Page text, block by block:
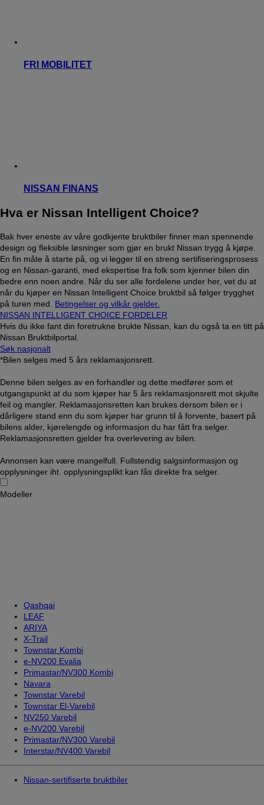
FRI MOBILITET
NISSAN FINANS
Hva er Nissan Intelligent Choice?
Bak hver eneste av våre godkjente bruktbiler finner man spennende
design og fleksible løsninger som gjør en brukt Nissan trygg å kjøpe.
En fin måte å starte på, og vi legger til en streng sertifiseringsprosess
og en Nissan-garanti, med ekspertise fra folk som kjenner bilen din
bedre enn noen andre. Når du ser alle fordelene under her, vet du at
når du kjøper en Nissan Intelligent Choice bruktbil så følger trygghet
på turen med. Betingelser og vilkår gjelder.
NISSAN INTELLIGENT CHOICE FORDELER
Hvis du ikke fant din foretrukne brukte Nissan, kan du også ta en titt på
Nissan Bruktbilportal.
Søk nasjonalt
*Bilen selges med 5 års reklamasjonsrett.
Denne bilen selges av en forhandler og dette medfører som et
utgangspunkt at du som kjøper har 5 års reklamasjonsrett mot skjulte
feil og mangler. Reklamasjonsretten kan brukes dersom bilen er i
dårligere stand enn du som kjøper har grunn til å forvente, basert på
bilens alder, kjørelengde og informasjon du har fått fra selger.
Reklamasjonsretten gjelder fra overlevering av bilen.
Annonsen kan være mangelfull. Fullstendig salgsinformasjon og
opplysninger iht. opplysningsplikt kan fås direkte fra selger.
Modeller
Qashqai
LEAF
ARIYA
X-Trail
Townstar Kombi
e-NV200 Evalia
Primastar/NV300 Kombi
Navara
Townstar Varebil
Townstar El-Varebil
NV250 Varebil
e-NV200 Varebil
Primastar/NV300 Varebil
Interstar/NV400 Varebil
Nissan-sertifiserte bruktbiler